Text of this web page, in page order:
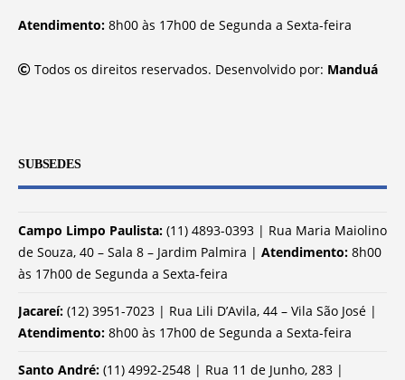
Atendimento: 8h00 às 17h00 de Segunda a Sexta-feira
Todos os direitos reservados. Desenvolvido por: Manduá
SUBSEDES
Campo Limpo Paulista: (11) 4893-0393 | Rua Maria Maiolino
de Souza, 40 – Sala 8 – Jardim Palmira | Atendimento: 8h00
às 17h00 de Segunda a Sexta-feira
Jacareí: (12) 3951-7023 | Rua Lili D’Avila, 44 – Vila São José |
Atendimento: 8h00 às 17h00 de Segunda a Sexta-feira
Santo André: (11) 4992-2548 | Rua 11 de Junho, 283 |